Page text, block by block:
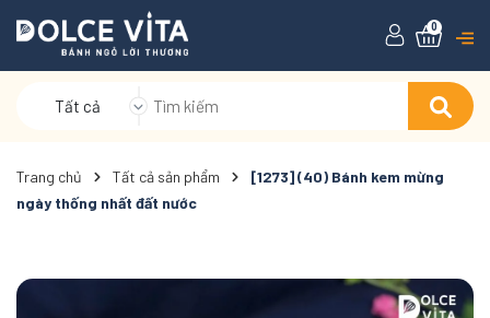
Tất cả
0
Trang chủ Tất cả sản phẩm
[1273] (40) Bánh kem mừng
ngày thống nhất đất nước